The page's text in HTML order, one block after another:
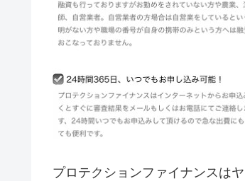
プロテクションファイナンスはヤ